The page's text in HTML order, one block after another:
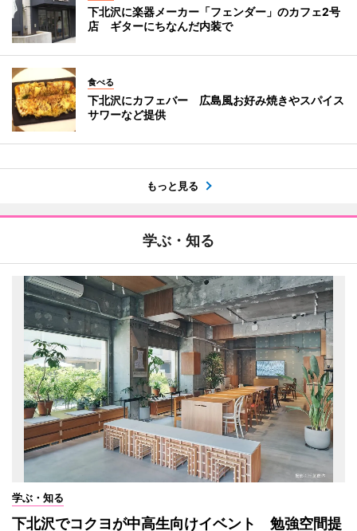
下北沢に楽器メーカー「フェンダー」のカフェ2号
店 ギターにちなんだ内装で
食べる
下北沢にカフェバー 広島風お好み焼きやスパイス
サワーなど提供
もっと見る
学ぶ・知る
学ぶ・知る
下北沢でコクヨが中高生向けイベント 勉強空間提